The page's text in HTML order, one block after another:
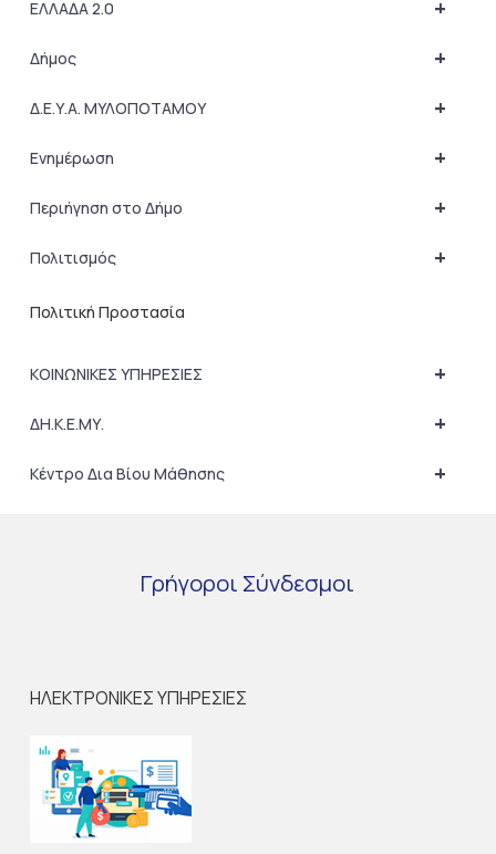
+
ΕΛΛΑΔΑ 2.0
+
Δήμος
+
Δ.Ε.Υ.Α. ΜΥΛΟΠΟΤΑΜΟΥ
+
Ενημέρωση
+
Περιήγηση στο Δήμο
+
Πολιτισμός
Πολιτική Προστασία
+
ΚΟΙΝΩΝΙΚΕΣ ΥΠΗΡΕΣΙΕΣ
+
ΔΗ.Κ.Ε.ΜΥ.
+
Κέντρο Δια Βίου Μάθησης
Γρήγοροι Σύνδεσμοι
ΗΛΕΚΤΡΟΝΙΚΕΣ ΥΠΗΡΕΣΙΕΣ